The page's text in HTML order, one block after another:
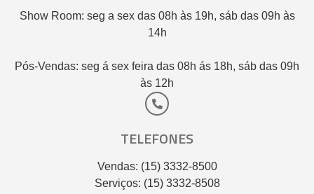
Show Room: seg a sex das 08h às 19h, sáb das 09h às
14h
Pós-Vendas: seg á sex feira das 08h ás 18h, sáb das 09h
às 12h
TELEFONES
Vendas: (15) 3332-8500
Serviços: (15) 3332-8508